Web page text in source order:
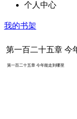
个人中心
我的书架
第一百二十五章 今
第一百二十五章 今年能走到哪里